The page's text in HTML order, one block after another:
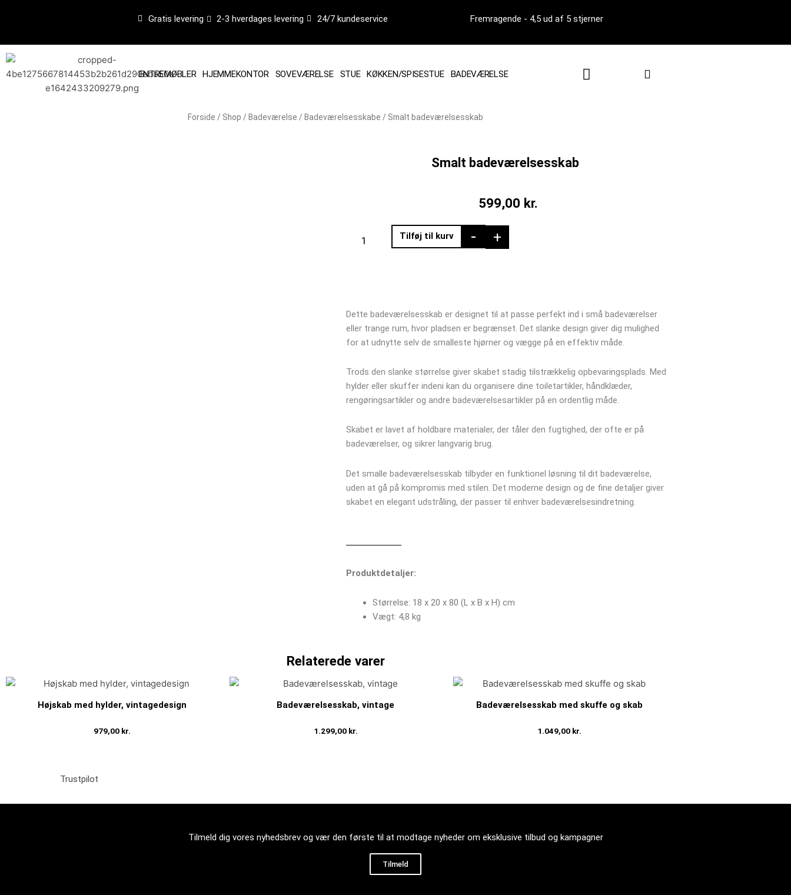
Gratis levering 2-3 hverdages levering 24/7 kundeservice Fremragende - 4,5 ud af 5 stjerner
ENTREMØBLER HJEMMEKONTOR SOVEVÆRELSE STUE KØKKEN/SPISESTUE BADEVÆRELSE Kurv
Forside / Shop / Badeværelse / Badeværelsesskabe / Smalt badeværelsesskab
Smalt badeværelsesskab
599,00 kr.
-
badeværelsesskab
+
Tilføj til kurv
Dette badeværelsesskab er designet til at passe perfekt ind i små badeværelser
eller trange rum, hvor pladsen er begrænset. Det slanke design giver dig mulighed
for at udnytte selv de smalleste hjørner og vægge på en effektiv måde.
Trods den slanke størrelse giver skabet stadig tilstrækkelig opbevaringsplads. Med
hylder eller skuffer indeni kan du organisere dine toiletartikler, håndklæder,
rengøringsartikler og andre badeværelsesartikler på en ordentlig måde.
Skabet er lavet af holdbare materialer, der tåler den fugtighed, der ofte er på
badeværelser, og sikrer langvarig brug.
Det smalle badeværelsesskab tilbyder en funktionel løsning til dit badeværelse,
uden at gå på kompromis med stilen. Det moderne design og de fine detaljer giver
skabet en elegant udstråling, der passer til enhver badeværelsesindretning.
Produktdetaljer:
Størrelse: 18 x 20 x 80 (L x B x H) cm
Vægt: 4,8 kg
Relaterede varer
Højskab med hylder, vintagedesign
979,00 kr.
Badeværelsesskab, vintage
1.299,00 kr.
Badeværelsesskab med skuffe og skab
1.049,00 kr.
Trustpilot
Tilmeld dig vores nyhedsbrev og vær den første til at modtage nyheder om eksklusive tilbud og kampagner
Tilmeld